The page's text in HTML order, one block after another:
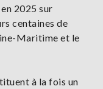
2025 sur
centaines de
Maritime et le
à la fois un